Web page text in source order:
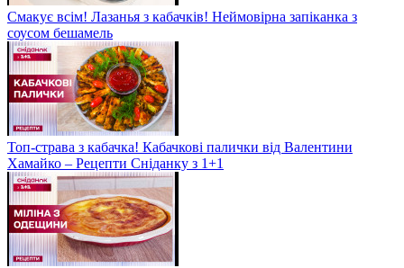
Смакує всім! Лазанья з кабачків! Неймовірна запіканка з
соусом бешамель
Топ-страва з кабачка! Кабачкові палички від Валентини
Хамайко – Рецепти Сніданку з 1+1